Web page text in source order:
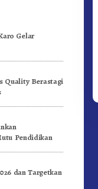
Gelar
Quality Berastagi
Pendidikan
dan Targetkan